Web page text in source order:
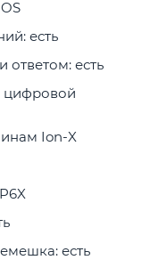
есть
есть
цифровой
Ion-X
есть